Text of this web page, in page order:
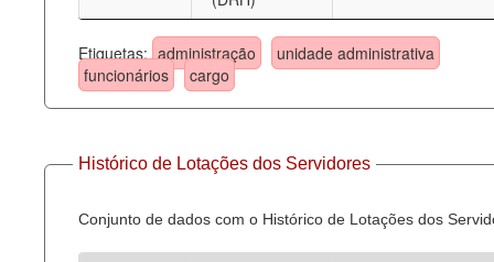
Legislação
Agenda
Perguntas frequentes
Contato
Etiquetas: administração
unidade administrativa
funcionários
cargo
Histórico de Lotações dos Servidores
Conjunto de dados com o Histórico de Lotações dos